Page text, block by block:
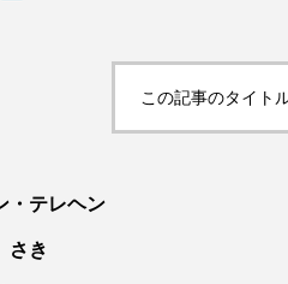
この記事のタイト
テレヘン
き